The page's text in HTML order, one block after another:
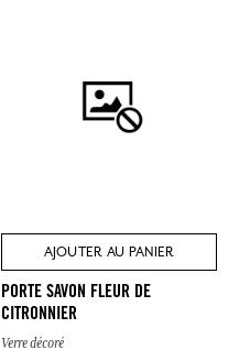
AJOUTER AU PANIER
PORTE SAVON FLEUR DE
CITRONNIER
Verre décoré